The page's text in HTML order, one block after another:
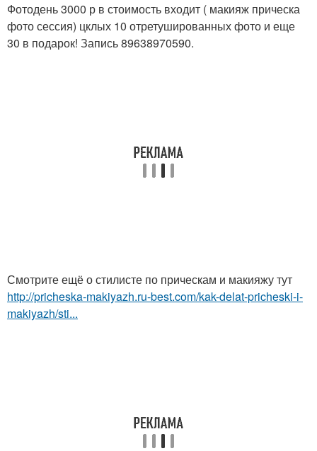
Фотодень 3000 р в стоимость входит ( макияж прическа
фото сессия) цклых 10 отретушированных фото и еще
30 в подарок! Запись 89638970590.
Смотрите ещё о стилисте по прическам и макияжу тут
http://pricheska-makiyazh.ru-best.com/kak-delat-pricheski-i-
makiyazh/sti...